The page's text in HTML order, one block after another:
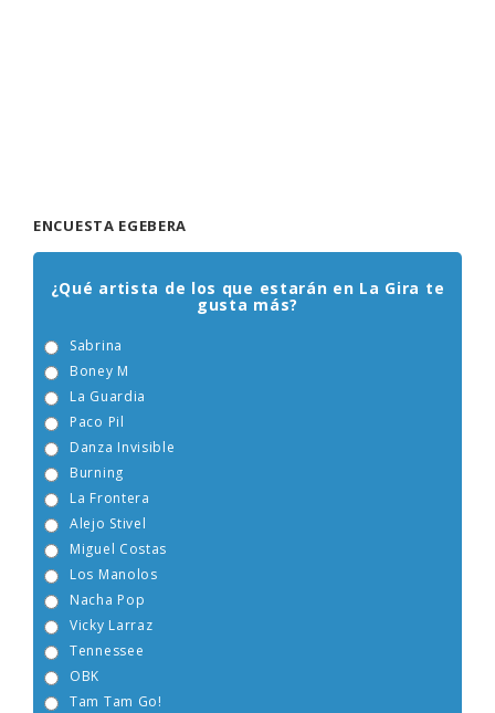
¿Qué artista de los que estarán en La Gira te
gusta más?
Boney M
Burning
Alejo Stivel
Miguel Costas
Nacha Pop
Vicky Larraz